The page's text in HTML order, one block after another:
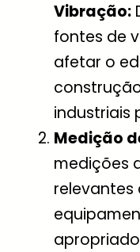
Vibração:
fontes de
afetar o
industriais
Medição
medições
relevantes